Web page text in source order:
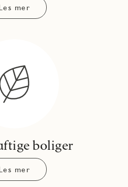
mer
boliger
mer